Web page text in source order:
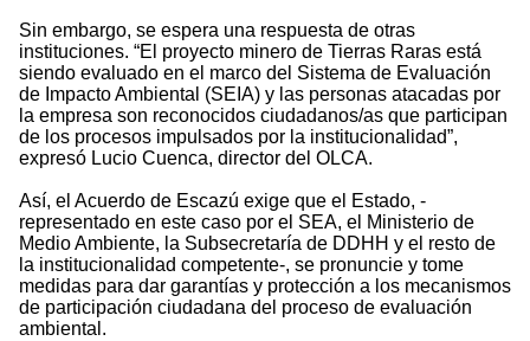
Sin embargo, se espera una respuesta de otras
instituciones. “El proyecto minero de Tierras Raras está
siendo evaluado en el marco del Sistema de Evaluación
de Impacto Ambiental (SEIA) y las personas atacadas por
la empresa son reconocidos ciudadanos/as que participan
de los procesos impulsados por la institucionalidad”,
expresó Lucio Cuenca, director del OLCA.
Así, el Acuerdo de Escazú exige que el Estado, -
representado en este caso por el SEA, el Ministerio de
Medio Ambiente, la Subsecretaría de DDHH y el resto de
la institucionalidad competente-, se pronuncie y tome
medidas para dar garantías y protección a los mecanismos
de participación ciudadana del proceso de evaluación
ambiental.